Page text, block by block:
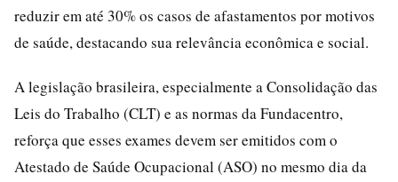
reduzir em até 30% os casos de afastamentos por motivos
de saúde, destacando sua relevância econômica e social.
A legislação brasileira, especialmente a Consolidação das
Leis do Trabalho (CLT) e as normas da Fundacentro,
reforça que esses exames devem ser emitidos com o
Atestado de Saúde Ocupacional (ASO) no mesmo dia da